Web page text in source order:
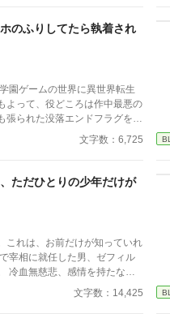
のふりしてたら執着され
園ゲームの世界に異世界転生
よって、役どころは作中最悪の
張られた没落エンドフラグをへ
っぴらごめんなので、前世の
を最大限活用して平和を勝ち取
べすべ～」なんて言い出し
文字数：6,725 BL
ただひとりの少年だけが
これは、お前だけが知っていれ
冷血無慈悲、感情を持たない
られる彼は、 なぜか、貧民街
しても一切の
文字数：14,425 BL